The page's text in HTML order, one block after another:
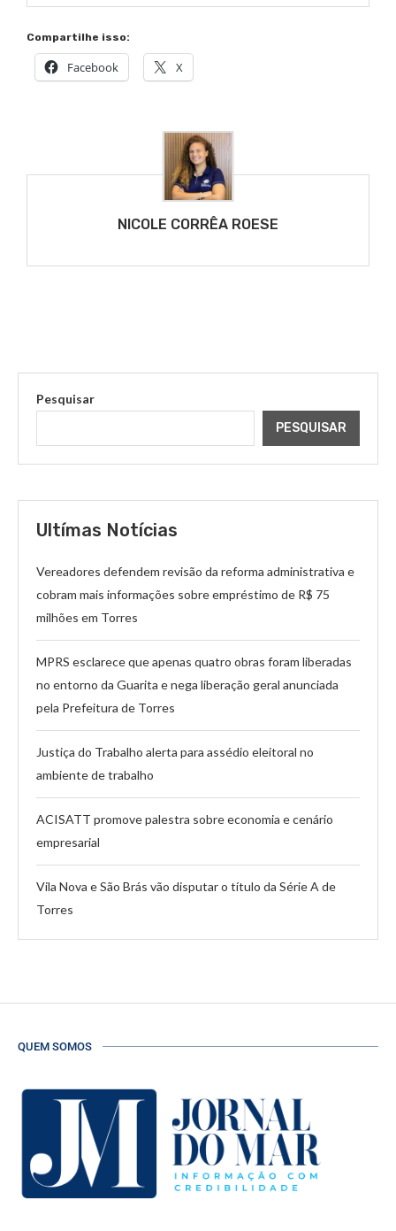
Compartilhe isso:
Facebook X
NICOLE CORRÊA ROESE
Pesquisar
PESQUISAR
Ultímas Notícias
Vereadores defendem revisão da reforma administrativa e
cobram mais informações sobre empréstimo de R$ 75
milhões em Torres
MPRS esclarece que apenas quatro obras foram liberadas
no entorno da Guarita e nega liberação geral anunciada
pela Prefeitura de Torres
Justiça do Trabalho alerta para assédio eleitoral no
ambiente de trabalho
ACISATT promove palestra sobre economia e cenário
empresarial
Vila Nova e São Brás vão disputar o título da Série A de
Torres
QUEM SOMOS